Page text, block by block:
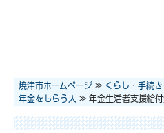
焼津市ホームページ ≫ くらし・手続き
年金をもらう人 ≫ 年金生活者支援給